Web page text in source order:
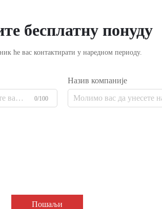
бесплатну понуду
ће вас контактирати у наредном периоду.
0/100
Назив компаније
Пошаљи